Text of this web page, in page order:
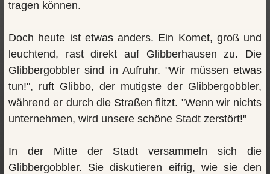
tragen können.
Doch heute ist etwas anders. Ein Komet, groß und
leuchtend, rast direkt auf Glibberhausen zu. Die
Glibbergobbler sind in Aufruhr. "Wir müssen etwas
tun!", ruft Glibbo, der mutigste der Glibbergobbler,
während er durch die Straßen flitzt. "Wenn wir nichts
unternehmen, wird unsere schöne Stadt zerstört!"
In der Mitte der Stadt versammeln sich die
Glibbergobbler. Sie diskutieren eifrig, wie sie den